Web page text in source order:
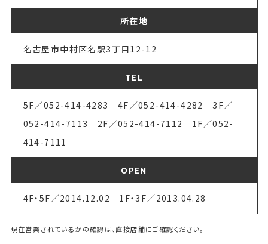
所在地
名古屋市中村区名駅3丁目12-12
TEL
5F／052-414-4283 4F／052-414-4282 3F／
052-414-7113 2F／052-414-7112 1F／052-
414-7111
OPEN
4F・5F／2014.12.02 1F・3F／2013.04.28
現在営業されているかの確認は、直接店舗にご確認ください。